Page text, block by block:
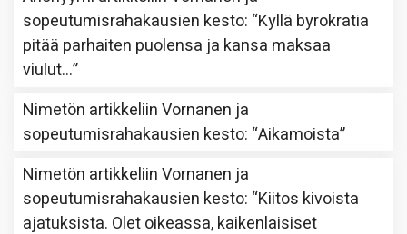
sopeutumisrahakausien kesto: “Kyllä byrokratia
pitää parhaiten puolensa ja kansa maksaa
viulut…”
Nimetön artikkeliinVornanen ja
sopeutumisrahakausien kesto: “Aikamoista”
Nimetön artikkeliinVornanen ja
sopeutumisrahakausien kesto: “Kiitos kivoista
ajatuksista. Olet oikeassa, kaikenlaisiset